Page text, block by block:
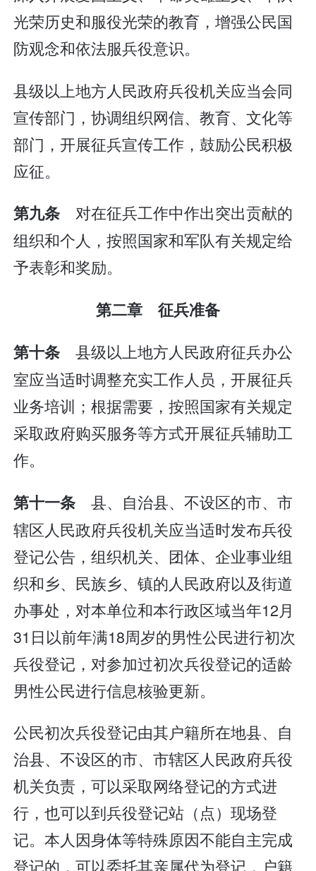
光荣历史和服役光荣的教育，增强公民国
防观念和依法服兵役意识。
县级以上地方人民政府兵役机关应当会同
宣传部门，协调组织网信、教育、文化等
部门，开展征兵宣传工作，鼓励公民积极
应征。
第九条 对在征兵工作中作出突出贡献的
组织和个人，按照国家和军队有关规定给
予表彰和奖励。
第二章 征兵准备
第十条 县级以上地方人民政府征兵办公
室应当适时调整充实工作人员，开展征兵
业务培训；根据需要，按照国家有关规定
采取政府购买服务等方式开展征兵辅助工
作。
第十一条 县、自治县、不设区的市、市
辖区人民政府兵役机关应当适时发布兵役
登记公告，组织机关、团体、企业事业组
织和乡、民族乡、镇的人民政府以及街道
办事处，对本单位和本行政区域当年12月
31日以前年满18周岁的男性公民进行初次
兵役登记，对参加过初次兵役登记的适龄
男性公民进行信息核验更新。
公民初次兵役登记由其户籍所在地县、自
治县、不设区的市、市辖区人民政府兵役
机关负责，可以采取网络登记的方式进
行，也可以到兵役登记站（点）现场登
记。本人因身体等特殊原因不能自主完成
登记的，可以委托其亲属代为登记，户籍